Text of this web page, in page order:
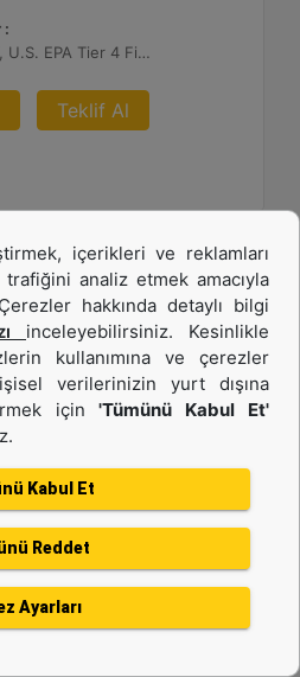
:
EU Stage V, U.S. EPA Tier 4 Final, Korea Stage V, Japan 2014, China NRIV
Teklif Al
:
kW
:
:
içerikleri ve reklamları
analiz etmek amacıyla
hakkında detaylı bilgi
inceleyebilirsiniz. Kesinlikle
kullanımına ve çerezler
verilerinizin yurt dışına
için'Tümünü Kabul Et'
Kabul Et
Reddet
Ayarları